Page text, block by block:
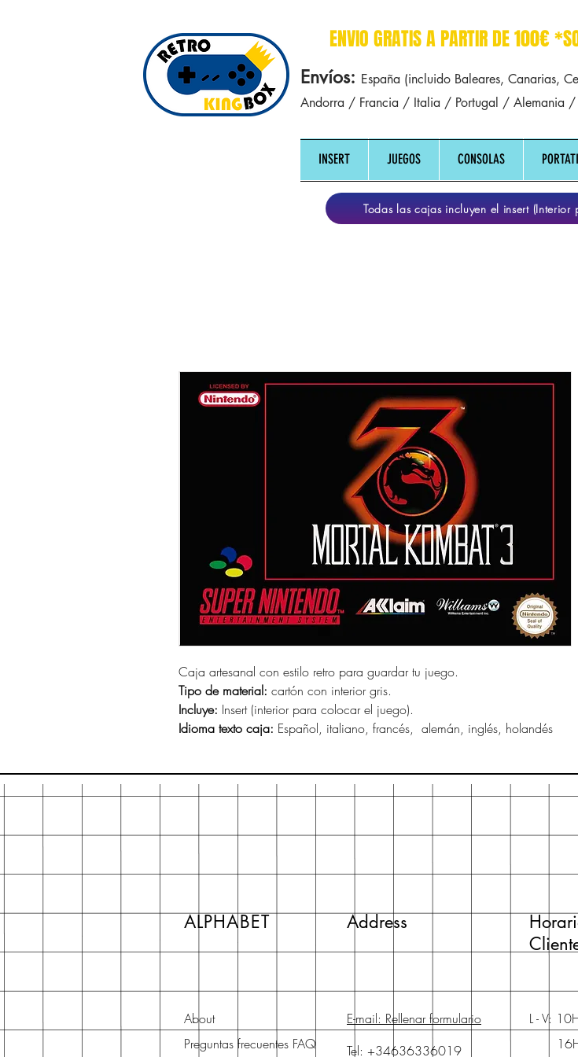
ENVIO GRATIS A PARTIR DE 100€
Envíos: España (incluido Baleares, Canarias,
Andorra / Francia / Italia / Portugal / Alemania /
INSERT JUEGOS CONSOLAS
Todas las cajas incluyen el insert
Caja artesanal con estilo retro para guardar tu juego.
Tipo de material: cartón con interior gris.
Incluye: Insert (interior para colocar el juego).
Idioma texto caja: Español, italiano, francés, alemán, inglés, holandés
ALPHABET Address
About
Preguntas frecuentes FAQ
E-mail: Rellenar formulario
Tel: +34636336019
L - V:
16H